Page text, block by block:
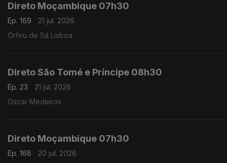
Direto Moçambique 07h30
Ep. 169
21 jul. 2026
Orfeu de Sá Lisboa
Direto São Tomé e Príncipe 08h30
Ep. 23
21 jul. 2026
Oscar Medeiros
Direto Moçambique 07h30
Ep. 168
20 jul. 2026